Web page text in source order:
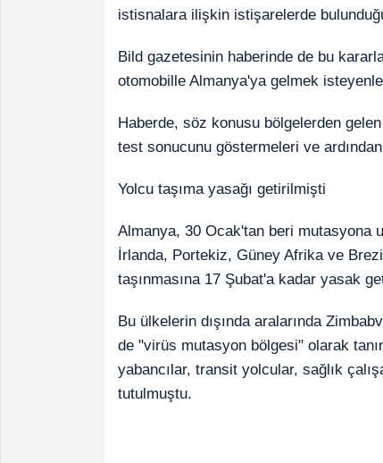
istisnalara ilişkin istişarelerde
Bild gazetesinin haberinde de bu
otomobille Almanya'ya gelmek
Haberde, söz konusu bölgelerden
test sonucunu göstermeleri ve
Yolcu taşıma yasağı getirilmişti
Almanya, 30 Ocak'tan beri mutasyona
İrlanda, Portekiz, Güney Afrika ve
taşınmasına 17 Şubat'a kadar yasak
Bu ülkelerin dışında aralarında
de "virüs mutasyon bölgesi" olarak
yabancılar, transit yolcular, sağlık
tutulmuştu.